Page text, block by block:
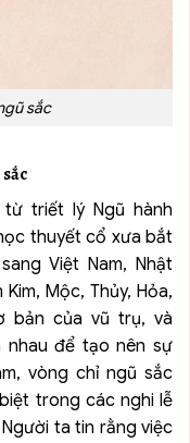
sắc
triết lý Ngũ hành
thuyết cổ xưa bắt
Việt Nam, Nhật
Mộc, Thủy, Hỏa,
bản của vũ trụ, và
nhau để tạo nên sự
vòng chỉ ngũ sắc
trong các nghi lễ
ta tin rằng việc